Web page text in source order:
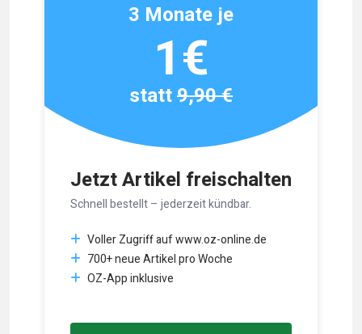
Jetzt Artikel freischalten
Schnell bestellt – jederzeit kündbar.
Voller Zugriff auf www.oz-online.de
700+ neue Artikel pro Woche
OZ-App inklusive
3 Monate je
1€
statt9,90 €